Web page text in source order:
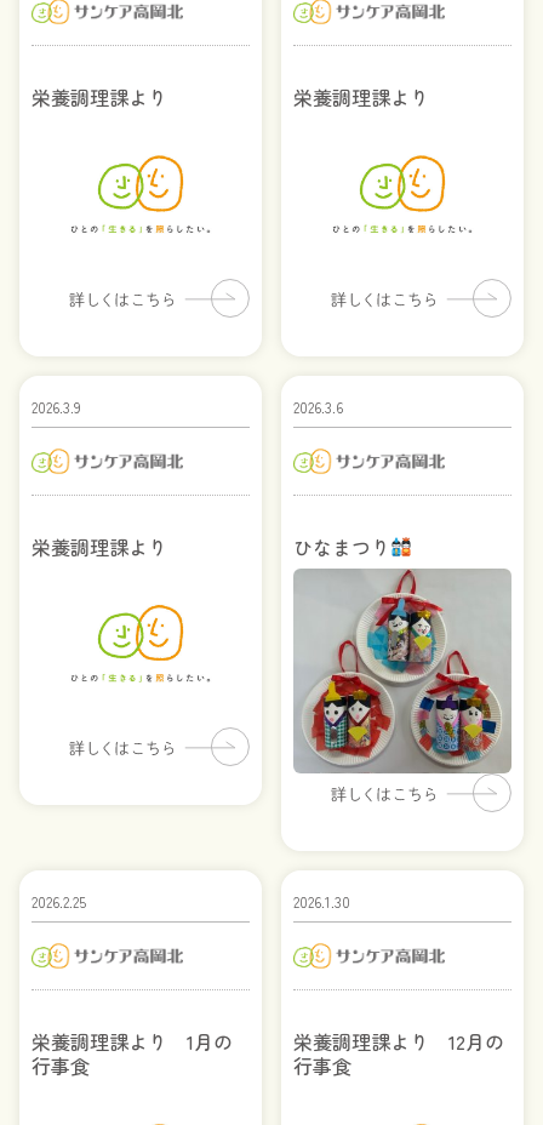
栄養調理課より 栄養調理課より
2026.3.9
栄養調理課より
2026.3.6
ひなまつり
2026.2.25
栄養調理課より 1月の
行事食
2026.1.30
栄養調理課より 12月の
行事食